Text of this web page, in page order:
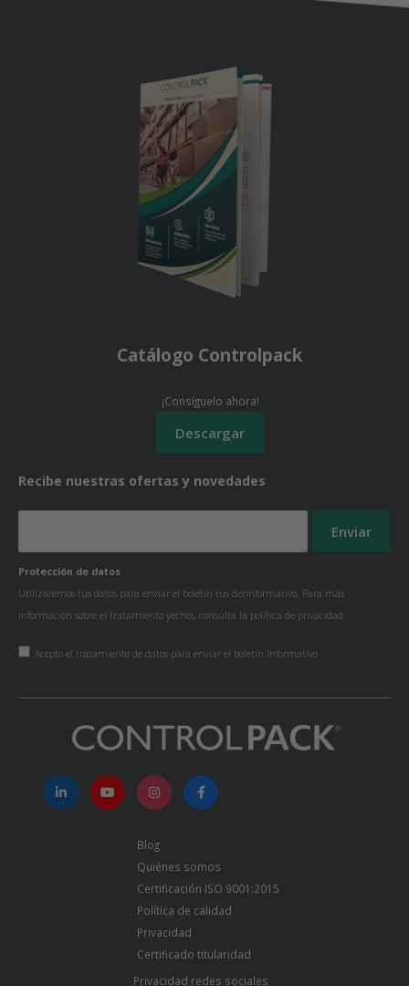
Recibe nuestras ofertas y novedades
Protección de datos
Utilizaremos tus datos para enviar el boletín tus derinformativo. Para más
información sobre el tratamiento yechos, consulta la política de privacidad
Acepto el tratamiento de datos para enviar el boletín informativo
Catálogo Controlpack
¡Consíguelo ahora!
Blog
Quiénes somos
Certificación ISO 9001:2015
Política de calidad
Privacidad
Certificado titularidad
Privacidad redes sociales